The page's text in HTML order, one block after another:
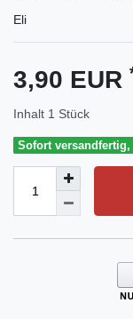
Eli
3,90 EUR
Inhalt 1 Stück
Sofort